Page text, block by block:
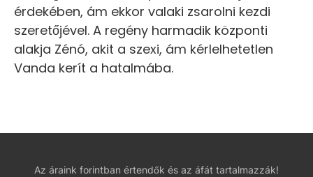
érdekében, ám ekkor valaki zsarolni kezdi
szeretőjével. A regény harmadik központi
alakja Zénó, akit a szexi, ám kérlelhetetlen
Vanda kerít a hatalmába.
Az áraink forintban értendők és az áfát tartalmazzák!